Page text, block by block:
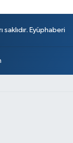
Eyüphaberi